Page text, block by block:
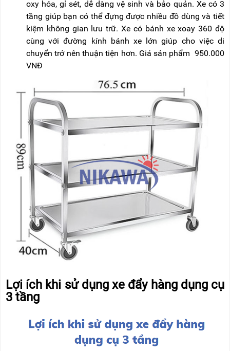
oxy hóa, gỉ sét, dễ dàng vệ sinh và bảo quản. Xe có 3
tầng giúp bạn có thể đựng được nhiều đồ dùng và tiết
kiệm không gian lưu trữ. Xe có bánh xe xoay 360 độ
cùng với đường kính bánh xe lớn giúp cho việc di
chuyển trở nên thuận tiện hơn. Giá sản phẩm 950.000
VNĐ
Lợi ích khi sử dụng xe đẩy hàng dụng cụ
3 tầng